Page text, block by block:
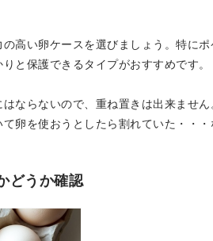
高い卵ケースを選びましょう。特に
と保護できるタイプがおすすめです。
ならないので、重ね置きは出来ませ
卵を使おうとしたら割れていた・・
どうか確認